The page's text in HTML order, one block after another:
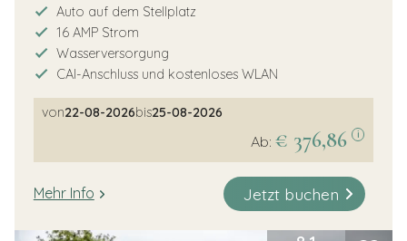
Auto auf dem Stellplatz
16 AMP Strom
Wasserversorgung
CAI-Anschluss und kostenloses WLAN
von22-08-2026bis25-08-2026
Ab: € 376,86 i
Mehr Info Jetzt buchen